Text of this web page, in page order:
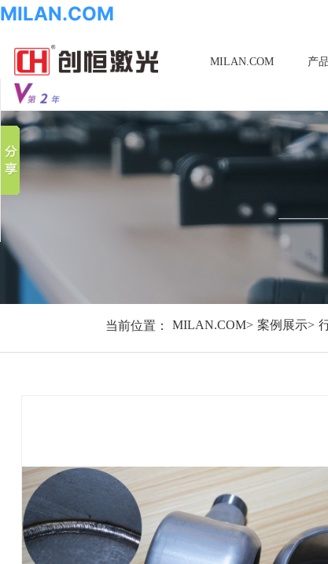
MILAN.COM
MILAN.COM 产
当前位置： MILAN.COM> 案例展示>
分享到
新浪微博
微信
百度贴吧